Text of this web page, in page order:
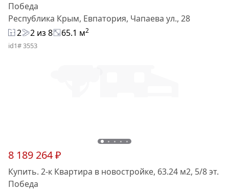
Победа
Республика Крым, Евпатория, Чапаева ул., 28
2
2 из 8 65.1 м2
id1# 3553
8 189 264 ₽
Купить. 2-к Квартира в новостройке, 63.24 м2, 5/8 эт.
Победа